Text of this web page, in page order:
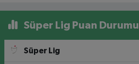
Süper Lig Puan Durumu
Süper Lig